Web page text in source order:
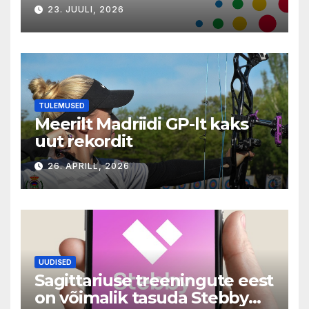
23. JUULI, 2026
TULEMUSED
Meerilt Madriidi GP-lt kaks
uut rekordit
26. APRILL, 2026
UUDISED
Sagittariuse treeningute eest
on võimalik tasuda Stebby